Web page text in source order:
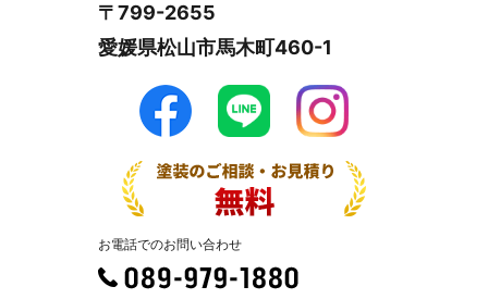
〒799-2655
愛媛県松山市馬木町460-1
お電話でのお問い合わせ